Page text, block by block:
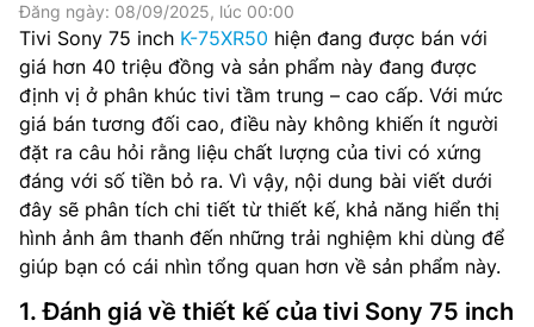
Đăng ngày: 08/09/2025, lúc 00:00
Tivi Sony 75 inch K-75XR50 hiện đang được bán với
giá hơn 40 triệu đồng và sản phẩm này đang được
định vị ở phân khúc tivi tầm trung – cao cấp. Với mức
giá bán tương đối cao, điều này không khiến ít người
đặt ra câu hỏi rằng liệu chất lượng của tivi có xứng
đáng với số tiền bỏ ra. Vì vậy, nội dung bài viết dưới
đây sẽ phân tích chi tiết từ thiết kế, khả năng hiển thị
hình ảnh âm thanh đến những trải nghiệm khi dùng để
giúp bạn có cái nhìn tổng quan hơn về sản phẩm này.
1. Đánh giá về thiết kế của tivi Sony 75 inch